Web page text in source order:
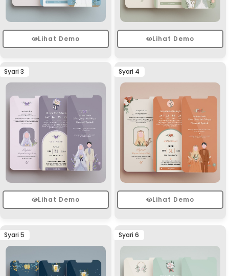
Lihat Demo Lihat Demo
Lihat Demo
Syari 3
Lihat Demo
Syari 4
Syari 5 Syari 6